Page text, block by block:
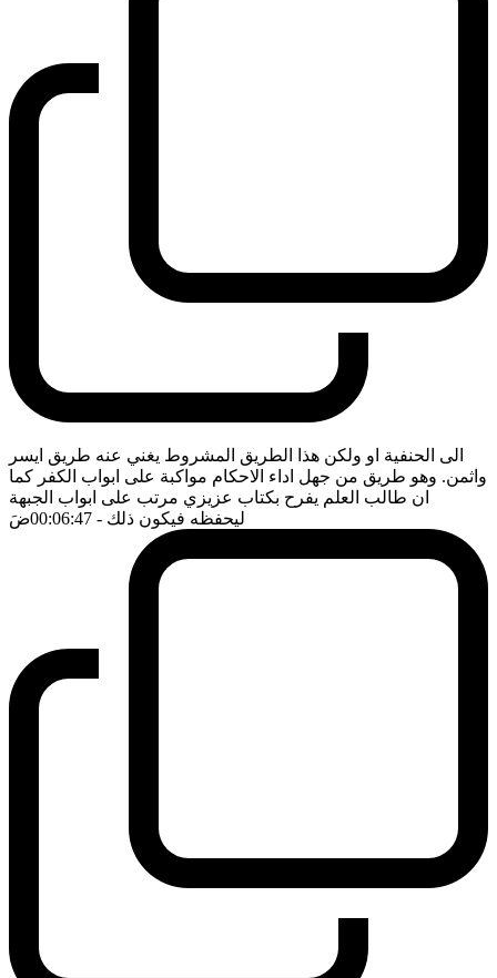
الى الحنفية او ولكن هذا الطريق المشروط يغني عنه طريق ايسر
واثمن. وهو طريق من جهل اداء الاحكام مواكبة على ابواب الكفر كما
ان طالب العلم يفرح بكتاب عزيزي مرتب على ابواب الجبهة
ليحفظه فيكون ذلك - 00:06:47 ضَ